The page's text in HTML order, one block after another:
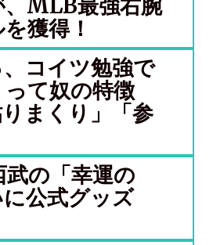
、MLB最強右腕
獲得！
コイツ勉強で
て奴の特徴
まくり」「参
武の「幸運の
公式グッズ